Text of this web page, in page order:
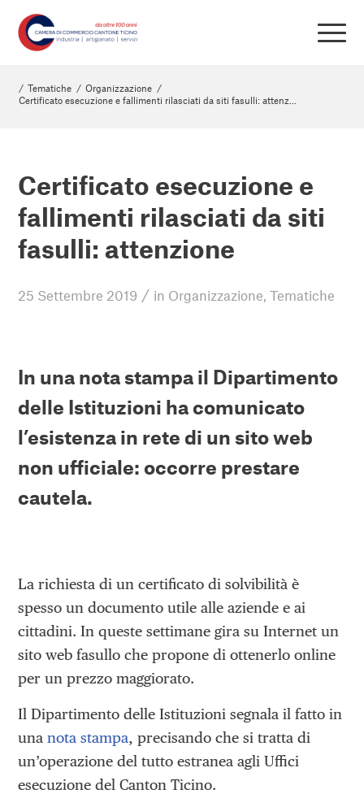
/ Tematiche / Organizzazione /
Certificato esecuzione e fallimenti rilasciati da siti fasulli: attenz...
Certificato esecuzione e
fallimenti rilasciati da siti
fasulli: attenzione
25 Settembre 2019 / in Organizzazione,Tematiche
In una nota stampa il Dipartimento
delle Istituzioni ha comunicato
l’esistenza in rete di un sito web
non ufficiale: occorre prestare
cautela.
La richiesta di un certificato di solvibilità è
spesso un documento utile alle aziende e ai
cittadini. In queste settimane gira su Internet un
sito web fasullo che propone di ottenerlo online
per un prezzo maggiorato.
Il Dipartimento delle Istituzioni segnala il fatto in
unanota stampa, precisando che si tratta di
un’operazione del tutto estranea agli Uffici
esecuzione del Canton Ticino.